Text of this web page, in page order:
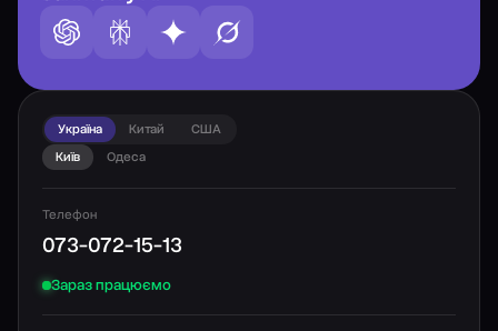
Україна Китай
США
Київ
Одеса
Телефон
073-072-15-13
Зараз працюємо